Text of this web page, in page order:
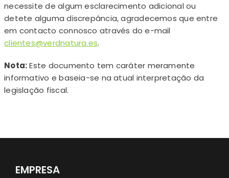
necessite de algum esclarecimento adicional ou
detete alguma discrepância, agradecemos que entre
em contacto connosco através do e-mail
clientes@verdnatura.es.
Nota:Este documento tem caráter meramente
informativo e baseia-se na atual interpretação da
legislação fiscal.
EMPRESA